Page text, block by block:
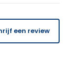
een review